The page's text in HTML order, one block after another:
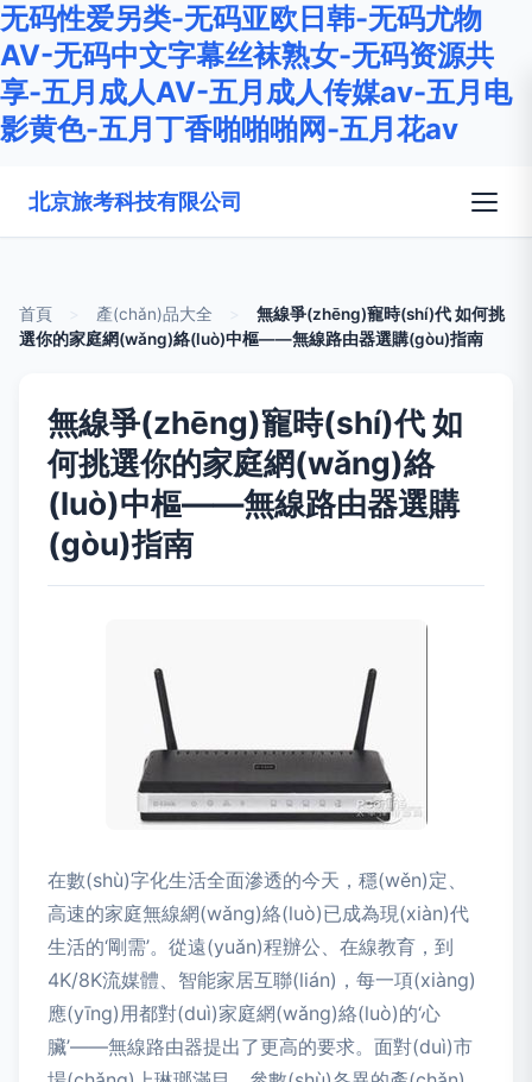
无码性爱另类-无码亚欧日韩-无码尤物
AV-无码中文字幕丝袜熟女-无码资源共
享-五月成人AV-五月成人传媒av-五月电
影黄色-五月丁香啪啪啪网-五月花av
北京旅考科技有限公司
首頁 產(chǎn)品大全
無線爭(zhēng)寵時(shí)代 如何挑
選你的家庭網(wǎng)絡(luò)中樞——無線路由器選購(gòu)指南
無線爭(zhēng)寵時(shí)代 如
何挑選你的家庭網(wǎng)絡
(luò)中樞——無線路由器選購
(gòu)指南
在數(shù)字化生活全面滲透的今天，穩(wěn)定、
高速的家庭無線網(wǎng)絡(luò)已成為現(xiàn)代
生活的‘剛需’。從遠(yuǎn)程辦公、在線教育，到
4K/8K流媒體、智能家居互聯(lián)，每一項(xiàng)
應(yīng)用都對(duì)家庭網(wǎng)絡(luò)的‘心
臟’——無線路由器提出了更高的要求。面對(duì)市